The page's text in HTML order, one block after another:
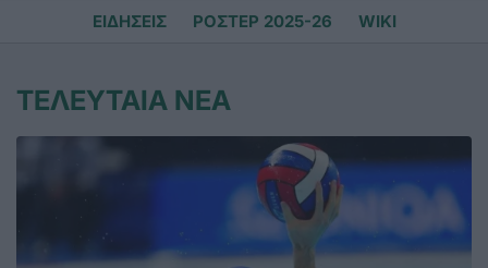
ΕΙΔΗΣΕΙΣ ΡΟΣΤΕΡ 2025-26 WIKI
ΤΕΛΕΥΤΑΙΑ ΝΕΑ